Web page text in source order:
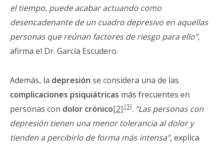
el tiempo, puede acabar actuando como
desencadenante de un cuadro depresivo en aquellas
personas que reúnan factores de riesgo para ello”,
afirma el Dr. García Escudero.
Además, la depresión se considera una de las
complicaciones psiquiátricas más frecuentes en
personas con dolor crónico[2],[3]. “Las personas con
depresión tienen una menor tolerancia al dolor y
tienden a percibirlo de forma más intensa”, explica